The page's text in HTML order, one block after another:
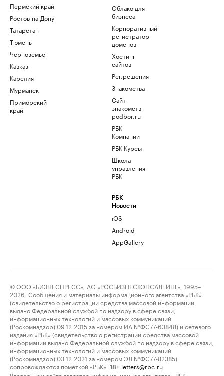
Пермский край
Ростов-на-Дону
Татарстан
Тюмень
Черноземье
Кавказ
Карелия
Мурманск
Приморский
край
Облако для
бизнеса
Корпоративный
регистратор
доменов
Хостинг
сайтов
Рег.решения
Знакомства
Сайт
знакомств
podbor.ru
РБК
Компании
РБК Курсы
Школа
управления
РБК
РБК
Новости
iOS
Android
AppGallery
© ООО «БИЗНЕСПРЕСС», АО «РОСБИЗНЕСКОНСАЛТИНГ», 1995–
2026. Сообщения и материалы информационного агентства «РБК»
(свидетельство о регистрации средства массовой информации
выдано Федеральной службой по надзору в сфере связи,
информационных технологий и массовых коммуникаций
(Роскомнадзор) 09.12.2015 за номером ИА №ФС77-63848) и сетевого
издания «РБК» (свидетельство о регистрации средства массовой
информации выдано Федеральной службой по надзору в сфере связи,
информационных технологий и массовых коммуникаций
(Роскомнадзор) 03.12.2021 за номером ЭЛ №ФС77-82385)
сопровождаются пометкой «РБК».
18+ letters@rbc.ru